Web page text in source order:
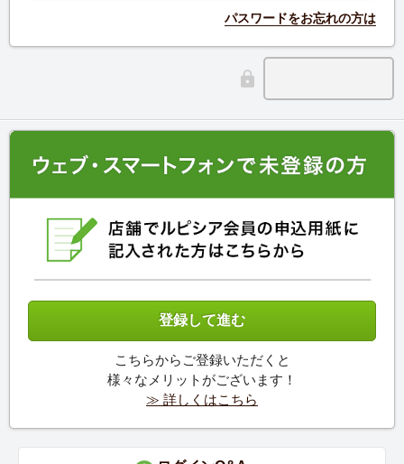
パスワードをお忘れの方は
こちらからご登録いただくと
様々なメリットがございます！
≫ 詳しくはこちら